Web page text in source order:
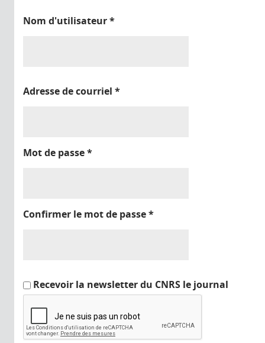
Nom d'utilisateur*
Adresse de courriel *
Mot de passe*
Confirmer le mot de passe*
Recevoir la newsletter du CNRS le journal